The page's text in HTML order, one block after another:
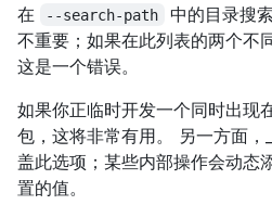
在
--search-path
中的目录搜
不重要；如果在此列表的两个不
这是一个错误。
如果你正临时开发一个同时出现
包，这将非常有用。 另一方面，
盖此选项；某些内部操作会动态
置的值。